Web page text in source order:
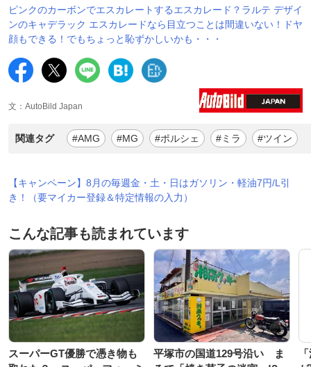
ピンクのカーボンでエスカレートするエスカレード？ラルテ デザイ
ンのキャデラック エスカレードなら目立つことは間違いない！ドヤ
顔もできる！でもちょっと恥ずかしいかも・・・
文：AutoBild Japan
関連タグ #AMG #MG #ポルシェ #ミラ #ツイン
【キャンペーン】8月の毎週金・土・日はガソリン・軽油7円/L引
き！（要マイカー登録＆特定情報の入力）
こんな記事も読まれています
スーパーGT優勝で憑き物も
平塚市の国道129号沿い ま